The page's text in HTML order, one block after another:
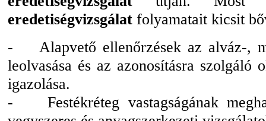
eredetiségvizsgálat folyamatait kicsit
- Alapvető ellenőrzések az alváz-,
leolvasása és az azonosításra szolgáló
igazolása.
- Festékréteg vastagságának